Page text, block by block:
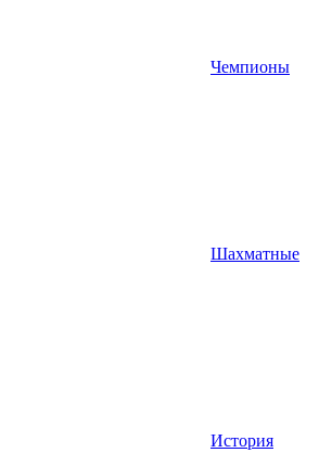
Чемпионы
Шахматные
История